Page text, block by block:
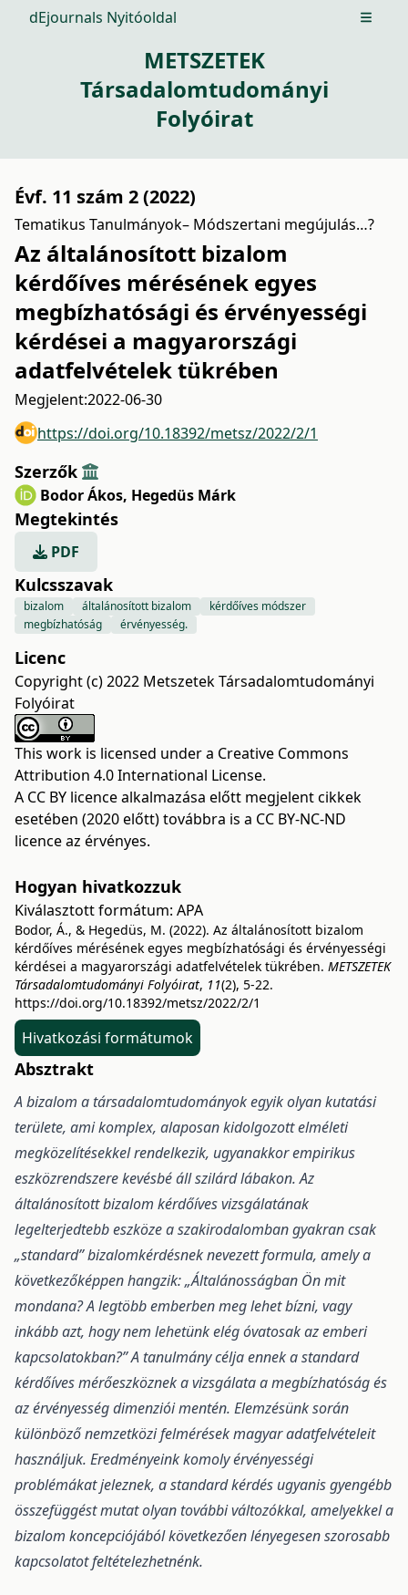
dEjournals Nyitóoldal Open
METSZETEK
Társadalomtudományi
Folyóirat
Évf. 11 szám 2 (2022)
Tematikus Tanulmányok– Módszertani megújulás…?
Az általánosított bizalom
kérdőíves mérésének egyes
megbízhatósági és érvényességi
kérdései a magyarországi
adatfelvételek tükrében
Megjelent:2022-06-30
https://doi.org/10.18392/metsz/2022/2/1
Szerzők
Bodor Ákos, Hegedüs Márk
Megtekintés
PDF
Kulcsszavak
bizalom általánosított bizalom
kérdőíves módszer
megbízhatóság
érvényesség.
Licenc
Copyright (c) 2022 Metszetek Társadalomtudományi
Folyóirat
This work is licensed under a Creative Commons
Attribution 4.0 International License.
A CC BY licence alkalmazása előtt megjelent cikkek
esetében (2020 előtt) továbbra is a CC BY-NC-ND
licence az érvényes.
Hogyan hivatkozzuk
Kiválasztott formátum: APA
Bodor, Á., & Hegedüs, M. (2022). Az általánosított bizalom
kérdőíves mérésének egyes megbízhatósági és érvényességi
kérdései a magyarországi adatfelvételek tükrében. METSZETEK
Társadalomtudományi Folyóirat, 11(2), 5-22.
https://doi.org/10.18392/metsz/2022/2/1
Hivatkozási formátumok
Absztrakt
A bizalom a társadalomtudományok egyik olyan kutatási
területe, ami komplex, alaposan kidolgozott elméleti
megközelítésekkel rendelkezik, ugyanakkor empirikus
eszközrendszere kevésbé áll szilárd lábakon. Az
általánosított bizalom kérdőíves vizsgálatának
legelterjedtebb eszköze a szakirodalomban gyakran csak
„standard” bizalomkérdésnek nevezett formula, amely a
következőképpen hangzik: „Általánosságban Ön mit
mondana? A legtöbb emberben meg lehet bízni, vagy
inkább azt, hogy nem lehetünk elég óvatosak az emberi
kapcsolatokban?” A tanulmány célja ennek a standard
kérdőíves mérőeszköznek a vizsgálata a megbízhatóság és
az érvényesség dimenziói mentén. Elemzésünk során
különböző nemzetközi felmérések magyar adatfelvételeit
használjuk. Eredményeink komoly érvényességi
problémákat jeleznek, a standard kérdés ugyanis gyengébb
összefüggést mutat olyan további változókkal, amelyekkel a
bizalom koncepciójából következően lényegesen szorosabb
kapcsolatot feltételezhetnénk.